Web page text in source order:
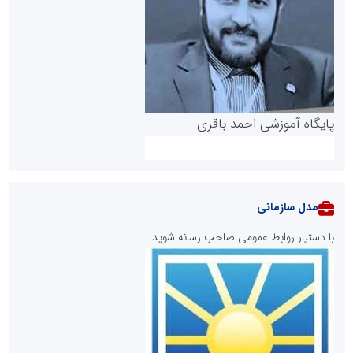
پایگاه آموزشی احمد باقری
روابط عمومی خبرگزاری گزارش خبر
مدل سازمانی
با دستیار روابط عمومی صاحب رسانه شوید